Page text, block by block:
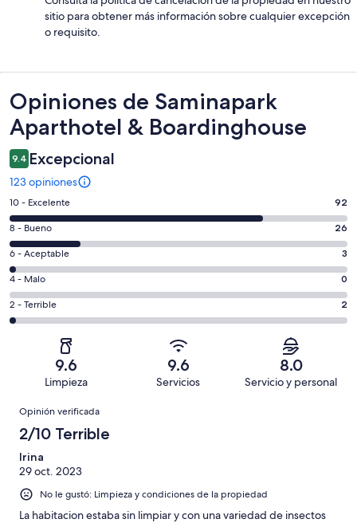
sitio para obtener más información sobre cualquier excepción
o requisito.
Opiniones
Opiniones de Saminapark
Aparthotel & Boardinghouse
9.4 Excepcional
123 opiniones
Puntuación
de
10,
es
decir,
Excelente.
Basada
en
opiniones
10 - Excelente 92
Puntuación
de
8,
es
decir,
Bueno.
Basada
opiniones
8 - Bueno 26
Puntuación
de
6,
es
decir,
Aceptable.
de
opiniones
6 - Aceptable 3
Puntuación
de
4,
Basada
de
opiniones
4 - Malo 0
Puntuación
de
Terrible.
Basada
de
123
opiniones
2 - Terrible 2
9.6
Limpieza
9.6
Servicios
8.0
Servicio y personal
Opiniones
Opinión verificada
2/10 Terrible
Irina
29 oct. 2023
No le gustó: Limpieza y condiciones de la propiedad
La habitacion estaba sin limpiar y con una variedad de insectos